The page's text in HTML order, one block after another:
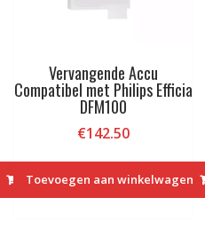
Vervangende Accu
Compatibel met Philips Efficia
DFM100
€142.50
Toevoegen aan winkelwagen